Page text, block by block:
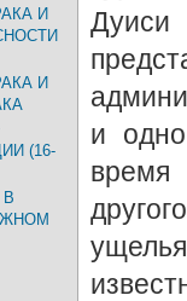
И
И
(16-
и